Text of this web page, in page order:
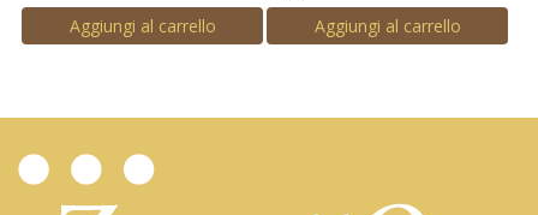
Aggiungi al carrello Aggiungi al carrello